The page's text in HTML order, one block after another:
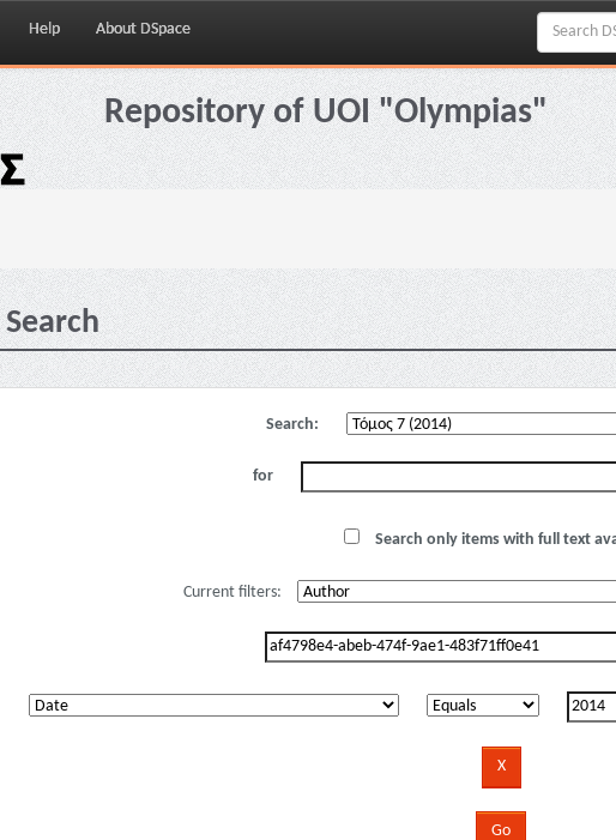
Help About DSpace
Repository of UOI "Olympias"
Search
Search:
for
Search only items with full text
Current filters: